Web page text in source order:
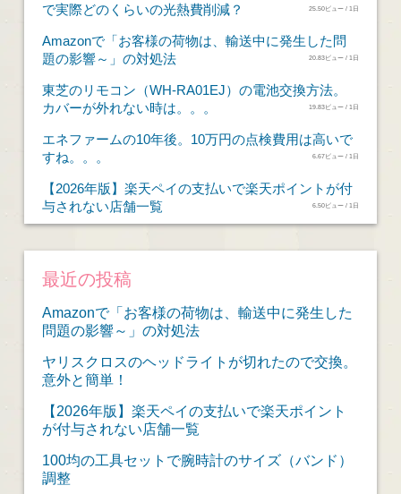
で実際どのくらいの光熱費削減？
25.50ビュー / 1日
Amazonで「お客様の荷物は、輸送中に発生した問
題の影響～」の対処法
20.83ビュー / 1日
東芝のリモコン（WH-RA01EJ）の電池交換方法。
カバーが外れない時は。。。
19.83ビュー / 1日
エネファームの10年後。10万円の点検費用は高いで
すね。。。
6.67ビュー / 1日
【2026年版】楽天ペイの支払いで楽天ポイントが付
与されない店舗一覧
6.50ビュー / 1日
最近の投稿
Amazonで「お客様の荷物は、輸送中に発生した
問題の影響～」の対処法
ヤリスクロスのヘッドライトが切れたので交換。
意外と簡単！
【2026年版】楽天ペイの支払いで楽天ポイント
が付与されない店舗一覧
100均の工具セットで腕時計のサイズ（バンド）
調整